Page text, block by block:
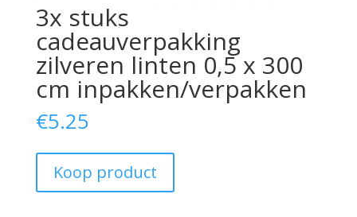
3x stuks
cadeauverpakking
zilveren linten 0,5 x 300
cm inpakken/verpakken
€5.25
Koop product